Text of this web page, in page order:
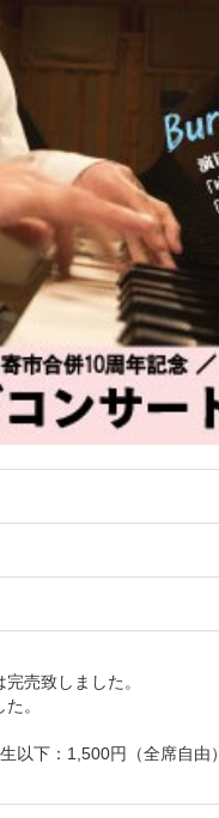
売致しました。
。
以下：1,500円（全席自由）